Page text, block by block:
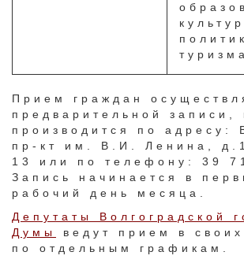
туризма
Прием граждан
предварительной записи,
производится по адресу:
пр-кт им. В.И. Ленина,
13 или по телефону: 39
Запись начинается в
рабочий день месяца.
Депутаты Волгоградской
Думы
ведут прием в своих
по отдельным графикам.